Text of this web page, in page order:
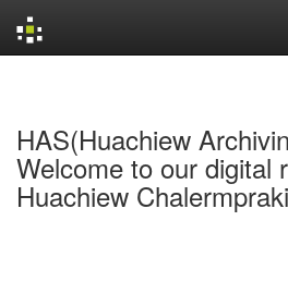
HAS(Huachiew
Welcome to our digital
Huachiew